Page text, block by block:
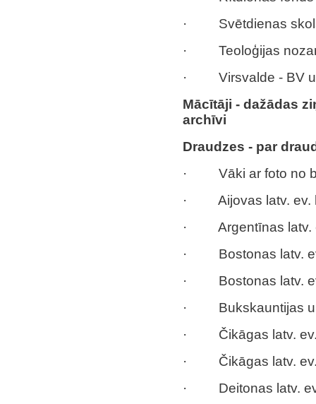
· Svētdienas
· Teoloģijas
· Virsvalde - BV
Mācītāji - dažādas
archīvi
Draudzes - par
· Vāki ar foto no
· Aijovas latv. ev.
· Argentīnas latv.
· Bostonas latv.
· Bostonas latv.
· Bukskauntijas un
· Čikāgas latv. ev.
· Čikāgas latv. ev.
· Deitonas latv.